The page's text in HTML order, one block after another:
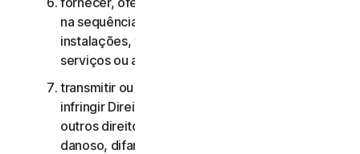
na sequência de um contrato de gestão de
instalações, timesharing, fornecimento de
serviços ou agenciamento de serviços;
transmitir ou armazenar material que possa
infringir Direitos de Propriedade Intelectual ou
outros direitos de terceiros ou que seja ilegal,
danoso, difamatório, injurioso ou invasivo da